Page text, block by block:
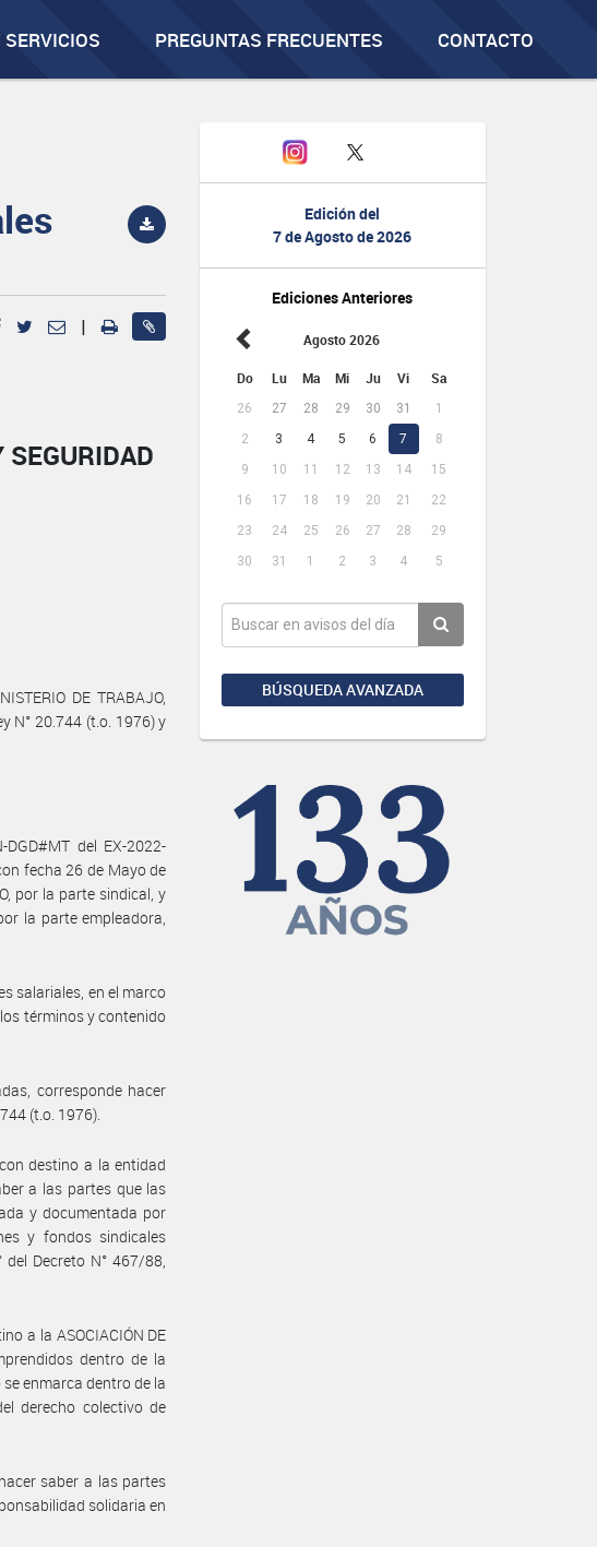
PREGUNTAS FRECUENTES CONTACTO
Edición del
7 de Agosto de 2026
Ediciones Anteriores
Agosto 2026
Do Lu Ma Mi Ju Vi Sa
26 27 28 29 30 31
1
2
3 4 5 6 7
8
9
10 11 12 13 14
15
16
17 18 19 20 21
22
23
24 25 26 27 28
29
30
31 1 2 3 4 5
BÚSQUEDA AVANZADA
|
DE TRABAJO,
N° 20.744 (t.o. 1976) y
del EX-2022-
fecha 26 de Mayo de
por la parte sindical, y
la parte empleadora,
salariales, en el marco
términos y contenido
corresponde hacer
(t.o. 1976).
destino a la entidad
a las partes que las
y documentada por
y fondos sindicales
Decreto N° 467/88,
a la ASOCIACIÓN DE
dentro de la
enmarca dentro de la
derecho colectivo de
saber a las partes
solidaria en